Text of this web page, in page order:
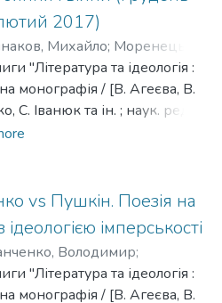
2017)
Михайло; Моренець,
"Література та ідеологія :
монографія / [В. Агеєва, В.
С. Іванюк та ін. ; наук. ред. та
В. П.] ; Нац. ун-т
- 482 с. - Редкол. :
В. П., Агеєєва В. П.,
В. С., Іванюк С. С.,
Квіт С. М., Панченко В. Є.,
О. В., Шалагінов Б. Б."
vs Пушкін. Поезія на
ідеологією імперськості
Володимир;
Володимир
"Література та ідеологія :
монографія / [В. Агеєва, В.